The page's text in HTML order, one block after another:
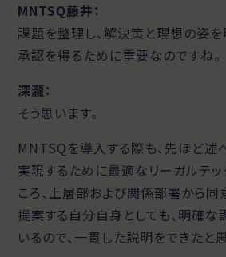
MNTSQ藤井：
課題を整理し、解決策と理想の姿
承認を得るために重要なのですね。
深瀧：
そう思います。
MNTSQを導入する際も、先ほど
実現するために最適なリーガルテッ
ころ、上層部および関係部署から同
提案する自分自身としても、明確な
いるので、一貫した説明をできたと